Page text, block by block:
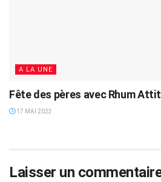
A LA UNE
Fête des pères avec Rhum
17 MAI 2023
Laisser un